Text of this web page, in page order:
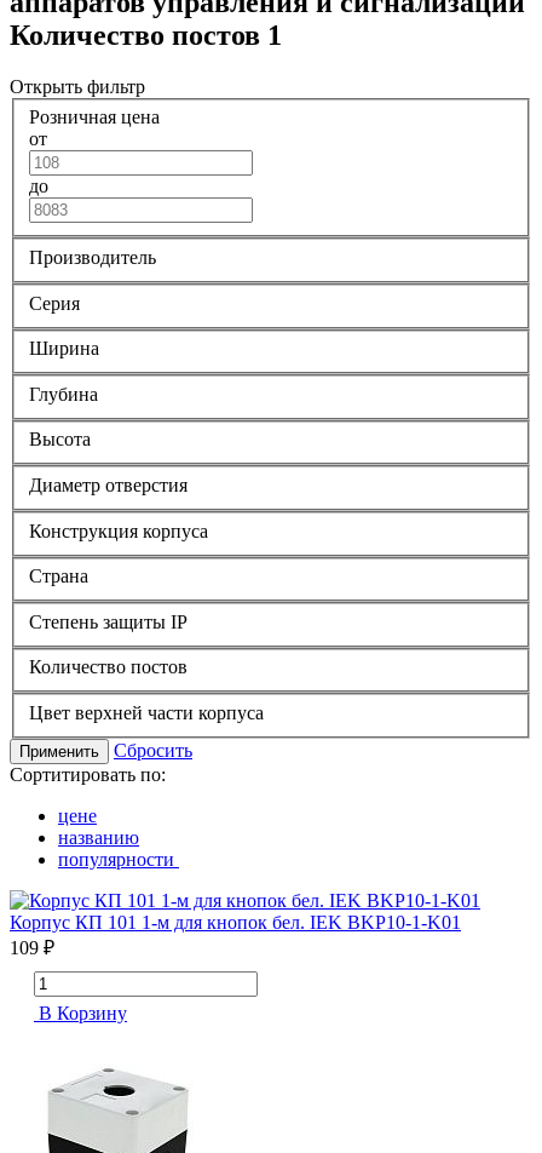
Количество постов 1
Открыть фильтр
Розничная цена
от
до
Производитель
Серия
Ширина
Глубина
Высота
Диаметр отверстия
Конструкция корпуса
Страна
Степень защиты IP
Количество постов
Цвет верхней части корпуса
Применить
Сбросить
Сортитировать по:
цене
названию
популярности
Корпус КП 101 1-м для кнопок бел. IEK BKP10-1-K01
109 ₽
В Корзину